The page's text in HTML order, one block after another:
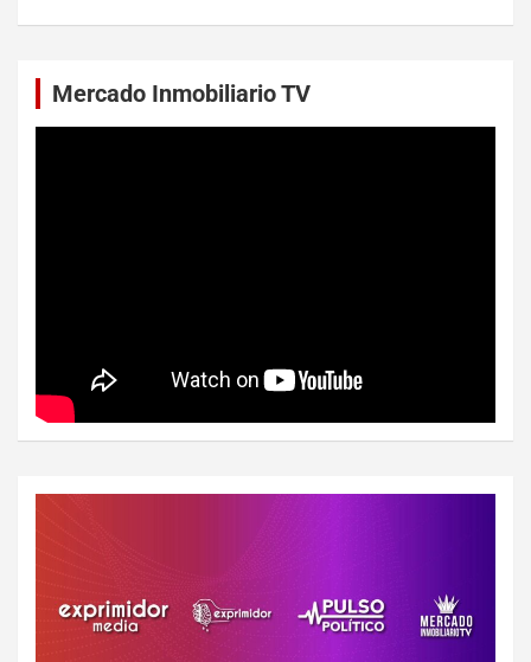
Mercado Inmobiliario TV